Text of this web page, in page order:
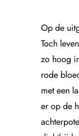
Op de
Toch
zo hoog
rode
met een
er op de